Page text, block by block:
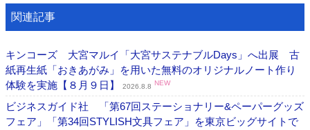
関連記事
キンコーズ 大宮マルイ「大宮サステナブルDays」へ出展 古
紙再生紙「おきあがみ」を用いた無料のオリジナルノート作り
体験を実施【８月９日】
2026.8.8 NEW
ビジネスガイド社 「第67回ステーショナリー&ペーパーグッズ
フェア」「第34回STYLISH文具フェア」を東京ビッグサイトで